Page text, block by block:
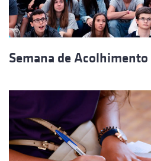
Semana de Acolhimento